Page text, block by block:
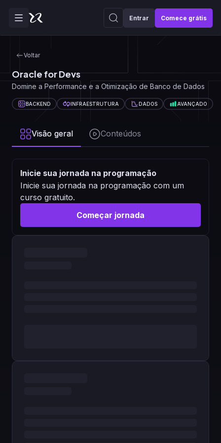
Entrar Comece grátis
Voltar
Oracle for Devs
Domine a Performance e a Otimização de Banco de Dados
BACKEND INFRAESTRUTURA DADOS AVANÇADO
Visão geral Conteúdos
Inicie sua jornada na programação
Inicie sua jornada na programação com um
curso gratuito.
Começar jornada